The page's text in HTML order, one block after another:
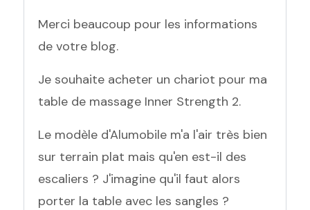
Merci beaucoup pour les informations
de votre blog.
Je souhaite acheter un chariot pour ma
table de massage Inner Strength 2.
Le modèle d'Alumobile m'a l'air très bien
sur terrain plat mais qu'en est-il des
escaliers ? J'imagine qu'il faut alors
porter la table avec les sangles ?